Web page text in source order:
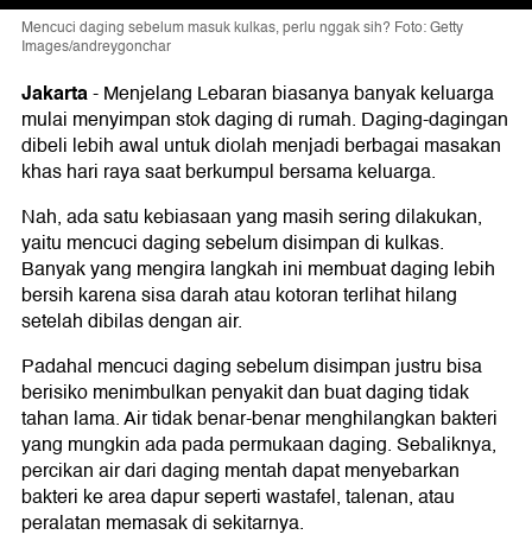
Mencuci daging sebelum masuk kulkas, perlu nggak sih? Foto: Getty
Images/andreygonchar
Jakarta-Menjelang Lebaran biasanya banyak keluarga
mulai menyimpan stok daging di rumah. Daging-dagingan
dibeli lebih awal untuk diolah menjadi berbagai masakan
khas hari raya saat berkumpul bersama keluarga.
Nah, ada satu kebiasaan yang masih sering dilakukan,
yaitu mencuci daging sebelum disimpan di kulkas.
Banyak yang mengira langkah ini membuat daging lebih
bersih karena sisa darah atau kotoran terlihat hilang
setelah dibilas dengan air.
Padahal mencuci daging sebelum disimpan justru bisa
berisiko menimbulkan penyakit dan buat daging tidak
tahan lama. Air tidak benar-benar menghilangkan bakteri
yang mungkin ada pada permukaan daging. Sebaliknya,
percikan air dari daging mentah dapat menyebarkan
bakteri ke area dapur seperti wastafel, talenan, atau
peralatan memasak di sekitarnya.